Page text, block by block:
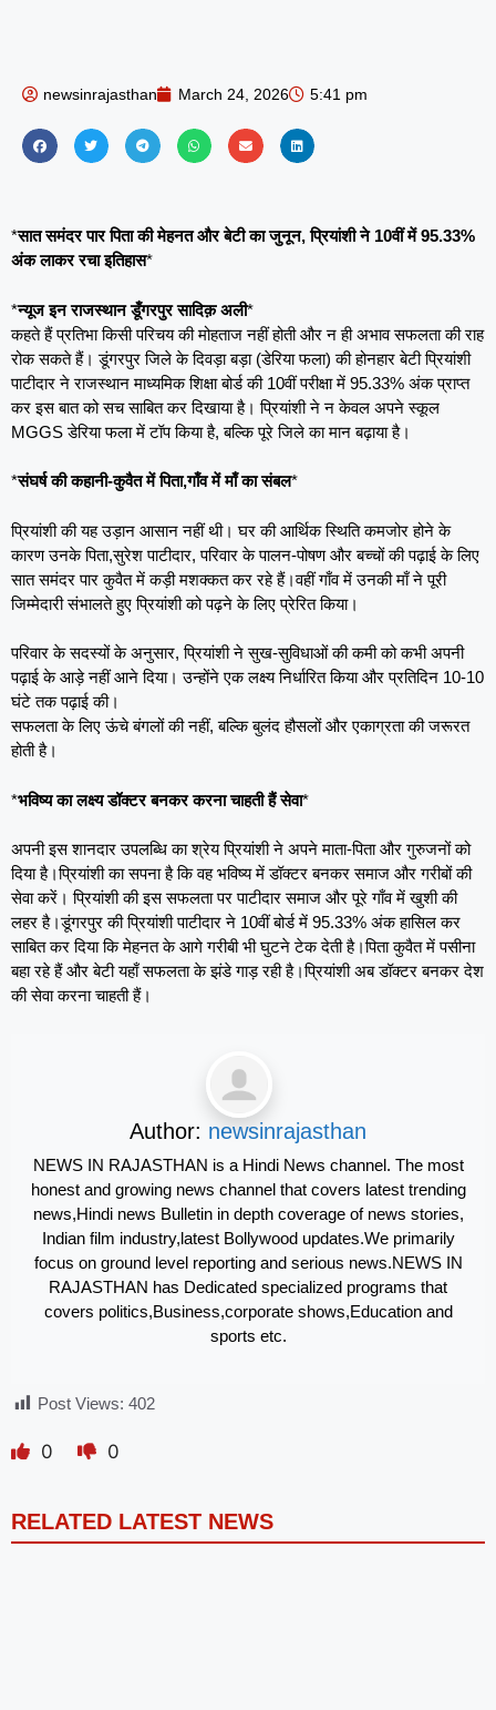
newsinrajasthan March 24, 2026 5:41 pm
*सात समंदर पार पिता की मेहनत और बेटी का जुनून, प्रियांशी ने 10वीं में 95.33%
अंक लाकर रचा इतिहास*
*न्यूज इन राजस्थान डूँगरपुर सादिक़ अली*
कहते हैं प्रतिभा किसी परिचय की मोहताज नहीं होती और न ही अभाव सफलता की राह
रोक सकते हैं। डूंगरपुर जिले के दिवड़ा बड़ा (डेरिया फला) की होनहार बेटी प्रियांशी
पाटीदार ने राजस्थान माध्यमिक शिक्षा बोर्ड की 10वीं परीक्षा में 95.33% अंक प्राप्त
कर इस बात को सच साबित कर दिखाया है। प्रियांशी ने न केवल अपने स्कूल
MGGS डेरिया फला में टॉप किया है, बल्कि पूरे जिले का मान बढ़ाया है।
*​संघर्ष की कहानी-कुवैत में पिता,गाँव में माँ का संबल*
​प्रियांशी की यह उड़ान आसान नहीं थी। घर की आर्थिक स्थिति कमजोर होने के
कारण उनके पिता,सुरेश पाटीदार, परिवार के पालन-पोषण और बच्चों की पढ़ाई के लिए
सात समंदर पार कुवैत में कड़ी मशक्कत कर रहे हैं।वहीं गाँव में उनकी माँ ने पूरी
जिम्मेदारी संभालते हुए प्रियांशी को पढ़ने के लिए प्रेरित किया।
​परिवार के सदस्यों के अनुसार, प्रियांशी ने सुख-सुविधाओं की कमी को कभी अपनी
पढ़ाई के आड़े नहीं आने दिया। उन्होंने एक लक्ष्य निर्धारित किया और प्रतिदिन 10-10
घंटे तक पढ़ाई की।
​सफलता के लिए ऊंचे बंगलों की नहीं, बल्कि बुलंद हौसलों और एकाग्रता की जरूरत
होती है।
*​भविष्य का लक्ष्य डॉक्टर बनकर करना चाहती हैं सेवा*
​अपनी इस शानदार उपलब्धि का श्रेय प्रियांशी ने अपने माता-पिता और गुरुजनों को
दिया है।प्रियांशी का सपना है कि वह भविष्य में डॉक्टर बनकर समाज और गरीबों की
सेवा करें। प्रियांशी की इस सफलता पर पाटीदार समाज और पूरे गाँव में खुशी की
लहर है।डूंगरपुर की प्रियांशी पाटीदार ने 10वीं बोर्ड में 95.33% अंक हासिल कर
साबित कर दिया कि मेहनत के आगे गरीबी भी घुटने टेक देती है।पिता कुवैत में पसीना
बहा रहे हैं और बेटी यहाँ सफलता के झंडे गाड़ रही है।प्रियांशी अब डॉक्टर बनकर देश
की सेवा करना चाहती हैं।
Author: newsinrajasthan
NEWS IN RAJASTHAN is a Hindi News channel. The most
honest and growing news channel that covers latest trending
news,Hindi news Bulletin in depth coverage of news stories,
Indian film industry,latest Bollywood updates.We primarily
focus on ground level reporting and serious news.NEWS IN
RAJASTHAN has Dedicated specialized programs that
covers politics,Business,corporate shows,Education and
sports etc.
Post Views: 402
0 0
RELATED LATEST NEWS